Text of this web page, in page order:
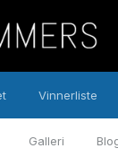
Galleri
Vinnerliste